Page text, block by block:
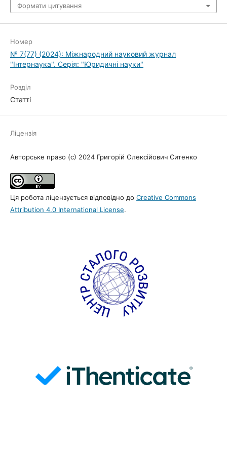
Формати цитування
Номер
№ 7(77) (2024): Міжнародний науковий журнал
"Інтернаука". Серія: "Юридичні науки"
Розділ
Статті
Ліцензія
Авторське право (c) 2024 Григорій Олексійович Ситенко
Ця робота ліцензується відповідно до Creative Commons
Attribution 4.0 International License.